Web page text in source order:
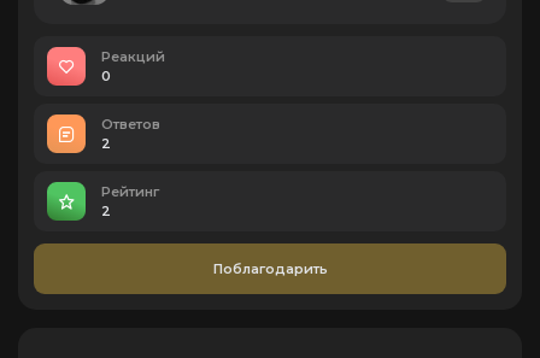
Реакций
0
Ответов
2
Рейтинг
2
Поблагодарить